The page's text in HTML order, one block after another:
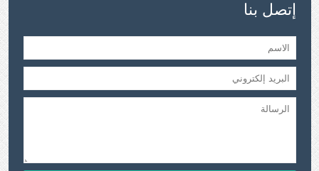
إتصل بنا